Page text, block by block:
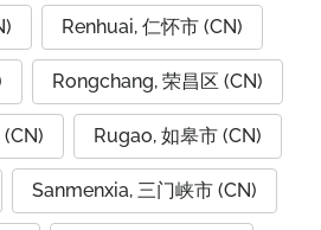
Renhuai, 仁怀市 (CN)
Rongchang, 荣昌区 (CN)
Rugao, 如皋市 (CN)
Sanmenxia, 三门峡市 (CN)